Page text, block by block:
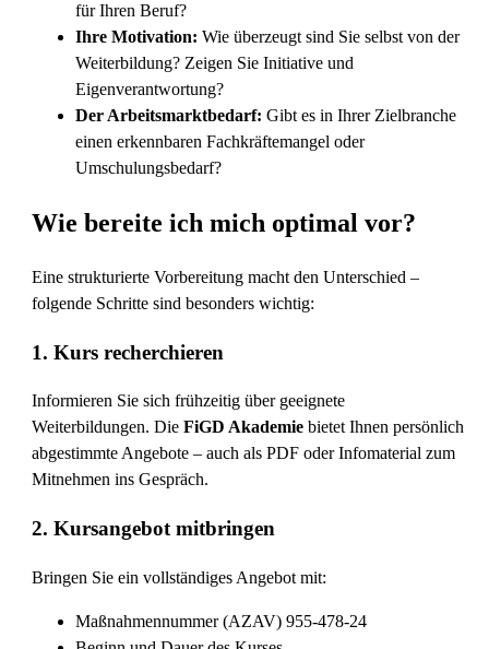
für Ihren Beruf?
Ihre Motivation: Wie überzeugt sind Sie selbst von der
Weiterbildung? Zeigen Sie Initiative und
Eigenverantwortung?
Der Arbeitsmarktbedarf: Gibt es in Ihrer Zielbranche
einen erkennbaren Fachkräftemangel oder
Umschulungsbedarf?
Wie bereite ich mich optimal vor?
Eine strukturierte Vorbereitung macht den Unterschied –
folgende Schritte sind besonders wichtig:
1.Kurs recherchieren
Informieren Sie sich frühzeitig über geeignete
Weiterbildungen. DieFiGD Akademie bietet Ihnen persönlich
abgestimmte Angebote – auch als PDF oder Infomaterial zum
Mitnehmen ins Gespräch.
2.Kursangebot mitbringen
Bringen Sie ein vollständiges Angebot mit:
Maßnahmennummer (AZAV) 955-478-24